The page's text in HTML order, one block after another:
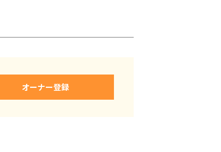
オーナー登録